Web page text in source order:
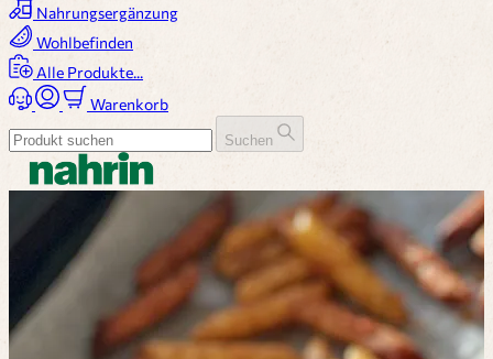
Nahrungsergänzung
Wohlbefinden
Alle Produkte...
Warenkorb
Suchen